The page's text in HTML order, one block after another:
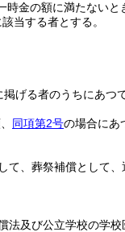
金の額に満たないと
当する者とする。
掲げる者のうちにあつ
同項第2号の場合にあ
、葬祭補償として
及び公立学校の学